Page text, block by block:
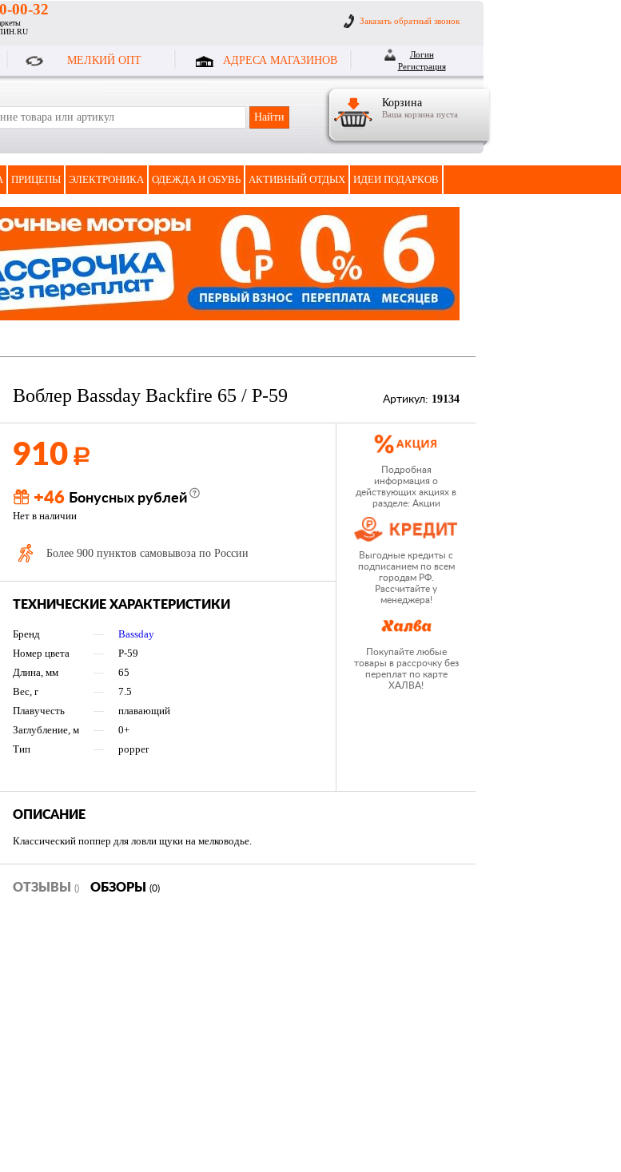
00-32
Заказать обратный звонок
МЕЛКИЙ ОПТ АДРЕСА МАГАЗИНОВ
Логин
Регистрация
Корзина
Ваша корзина пуста
ПРИЦЕПЫ ЭЛЕКТРОНИКА ОДЕЖДА И ОБУВЬ АКТИВНЫЙ ОТДЫХ ИДЕИ ПОДАРКОВ
Воблер Bassday Backfire 65 / P-59 Артикул: 19134
910 Р
+46 Бонусных рублей
Нет в наличии
Более 900 пунктов самовывоза по России
ТЕХНИЧЕСКИЕ ХАРАКТЕРИСТИКИ
Бренд —
Bassday
Номер цвета
—
P-59
Длина, мм
—
65
Вес, г
—
7.5
Плавучесть
—
плавающий
Заглубление, м
—
0+
Тип
— popper
Подробная
информация о
действующих акциях в
разделе: Акции
Выгодные кредиты с
подписанием по всем
городам РФ.
Рассчитайте у
менеджера!
Покупайте любые
товары в рассрочку без
переплат по карте
ХАЛВА!
ОПИСАНИЕ
Классический поппер для ловли щуки на мелководье.
ОТЗЫВЫ () ОБЗОРЫ (0)